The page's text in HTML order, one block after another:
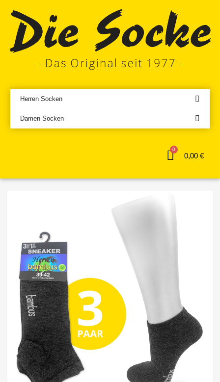
Herren Socken
Damen Socken
0,00 €